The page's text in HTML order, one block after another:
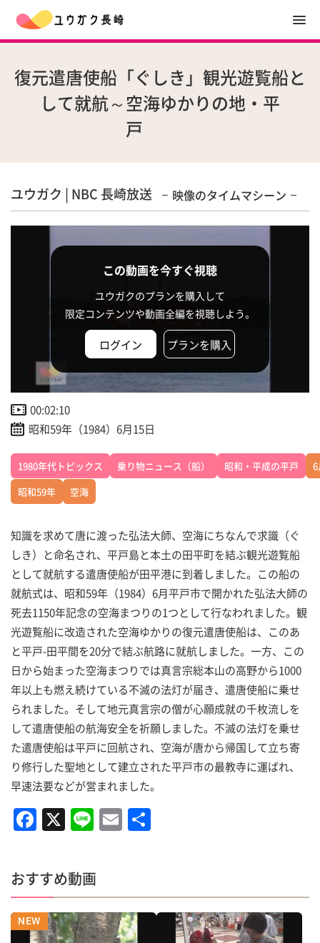
復元遣唐使船「ぐしき」観光遊覧船と
して就航～空海ゆかりの地・平
戸
ユウガク | NBC 長崎放送 映像のタイムマシーン
この動画を今すぐ視聴
ユウガクのプランを購入して
限定コンテンツや動画全編を視聴しよう。
ログイン プランを購入
00:02:10
昭和59年（1984）6月15日
1980年代トピックス 乗り物ニュース（船） 昭和・平成の平戸
昭和59年
空海
知識を求めて唐に渡った弘法大師、空海にちなんで求識（ぐ
しき）と命名され、平戸島と本土の田平町を結ぶ観光遊覧船
として就航する遣唐使船が田平港に到着しました。この船の
就航式は、昭和59年（1984）6月平戸市で開かれた弘法大師の
死去1150年記念の空海まつりの1つとして行なわれました。観
光遊覧船に改造された空海ゆかりの復元遣唐使船は、このあ
と平戸-田平間を20分で結ぶ航路に就航しました。一方、この
日から始まった空海まつりでは真言宗総本山の高野から1000
年以上も燃え続けている不滅の法灯が届き、遣唐使船に乗せ
られました。そして地元真言宗の僧が心願成就の千枚流しを
して遣唐使船の航海安全を祈願しました。不滅の法灯を乗せ
た遣唐使船は平戸に回航され、空海が唐から帰国して立ち寄
り修行した聖地として建立された平戸市の最教寺に運ばれ、
早速法要などが営まれました。
F
a
c
e
b
o
X Li
n
e
E
m
l
おすすめ動画